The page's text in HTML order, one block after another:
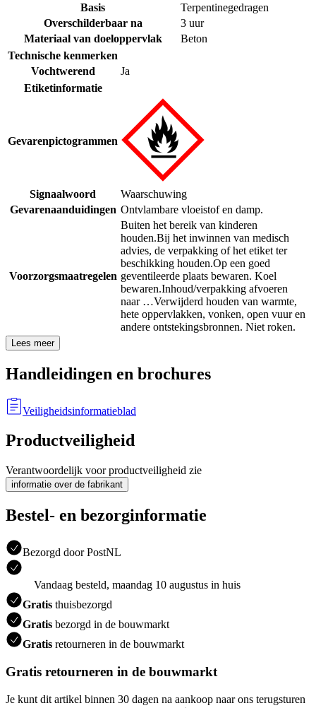
Basis
Terpentinegedragen
Overschilderbaar na
3 uur
Materiaal van doeloppervlak
Beton
Technische kenmerken
Vochtwerend
Ja
Etiketinformatie
Gevarenpictogrammen
Signaalwoord
Waarschuwing
Gevarenaanduidingen Ontvlambare vloeistof en damp.
Voorzorgsmaatregelen
Buiten het bereik van kinderen
houden.Bij het inwinnen van medisch
advies, de verpakking of het etiket ter
beschikking houden.Op een goed
geventileerde plaats bewaren. Koel
bewaren.Inhoud/verpakking afvoeren
naar …Verwijderd houden van warmte,
hete oppervlakken, vonken, open vuur en
andere ontstekingsbronnen. Niet roken.
Lees meer
Handleidingen en brochures
Veiligheidsinformatieblad
Productveiligheid
Verantwoordelijk voor productveiligheid zie
informatie over de fabrikant
Bestel- en bezorginformatie
Bezorgd door PostNL
Vandaag besteld, maandag 10 augustus in huis
Gratis thuisbezorgd
Gratis bezorgd in de bouwmarkt
Gratis retourneren in de bouwmarkt
Gratis retourneren in de bouwmarkt
Je kunt dit artikel binnen 30 dagen na aankoop naar ons terugsturen